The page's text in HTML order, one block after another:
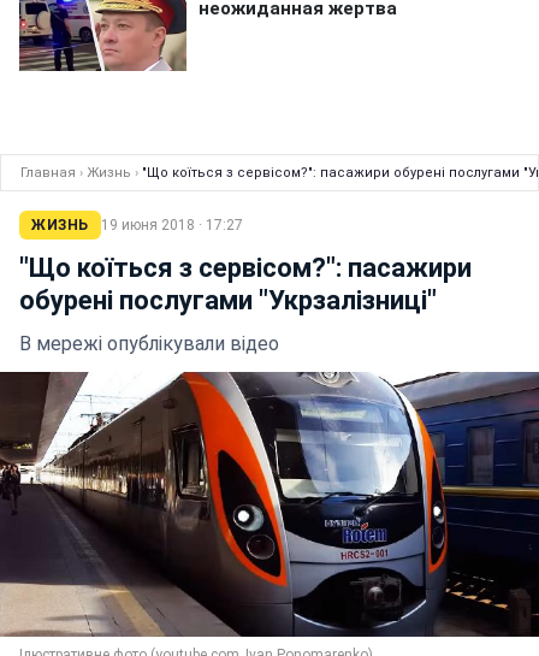
Главная › Жизнь › "Що коїться з сервісом?": пасажири обурені послугами
ЖИЗНЬ 19 июня 2018 · 17:27
"Що коїться з сервісом?": пасажири
обурені послугами "Укрзалізниці"
В мережі опублікували відео